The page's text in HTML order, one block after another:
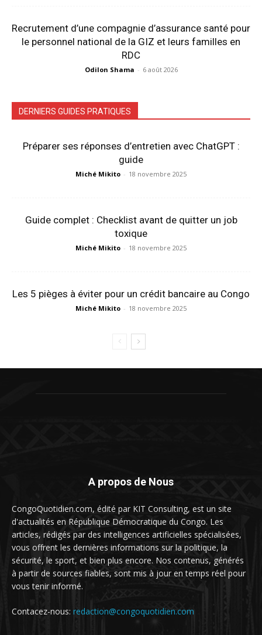
Recrutement d’une compagnie d’assurance santé pour
le personnel national de la GIZ et leurs familles en
RDC
Odilon Shama - 6 août 2026
DERNIERS GUIDES PRATIQUES
Préparer ses réponses d’entretien avec ChatGPT :
guide
Miché Mikito - 18 novembre 2025
Guide complet : Checklist avant de quitter un job
toxique
Miché Mikito - 18 novembre 2025
Les 5 pièges à éviter pour un crédit bancaire au Congo
Miché Mikito - 18 novembre 2025
A propos de Nous
CongoQuotidien.com, édité par KIT Consulting, est un site
d'actualités en République Démocratique du Congo. Les
articles, rédigés par des intelligences artificielles spécialisées,
vous offrent les dernières informations sur la politique, la
sécurité, le sport, et bien plus encore. Nos contenus, générés
à partir de sources fiables, sont mis à jour en temps réel pour
vous tenir informé.
Contacez-nous: redaction@congoquotidien.com